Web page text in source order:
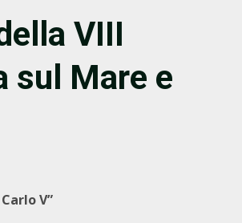
VIII
sul Mare e
V”